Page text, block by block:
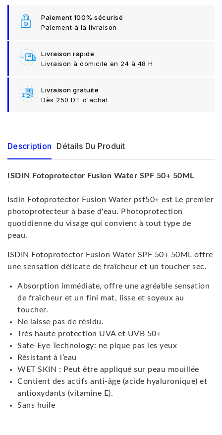
Paiement 100% sécurisé
Paiement à la livraison
Livraison rapide
Livraison à domicile en 24 à 48 H
Livraison gratuite
Dès 250 DT d'achat
Description Détails Du Produit
ISDIN Fotoprotector Fusion Water SPF 50+ 50ML
Isdin Fotoprotector Fusion Water psf50+ est Le premier
photoprotecteur à base d'eau. Photoprotection
quotidienne du visage qui convient à tout type de
peau.
ISDIN Fotoprotector Fusion Water SPF 50+ 50ML offre
une sensation délicate de fraîcheur et un toucher sec.
Absorption immédiate, offre une agréable sensation
de fraîcheur et un fini mat, lisse et soyeux au
toucher.
Ne laisse pas de résidu.
Très haute protection UVA et UVB 50+
Safe-Eye Technology: ne pique pas les yeux
Résistant à l’eau
WET SKIN : Peut être appliqué sur peau mouillée
Contient des actifs anti-âge (acide hyaluronique) et
antioxydants (vitamine E).
Sans huile